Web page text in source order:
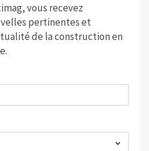
vous recevez
pertinentes et
de la construction en